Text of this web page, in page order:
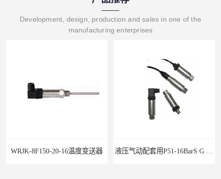
Development, design, production and sales in one of the
manufacturing enterprises
WRJK-8F150-20-16温度变送器